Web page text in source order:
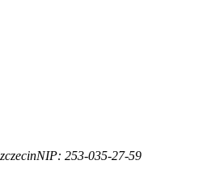
NIP: 253-035-27-59